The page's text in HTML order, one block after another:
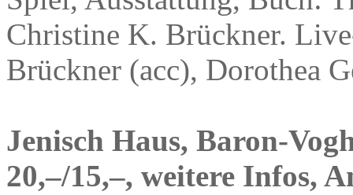
Christine K. Brückner.
Brückner (acc), Dorothea
Jenisch Haus, Baron-
20,–/15,–, weitere Infos,